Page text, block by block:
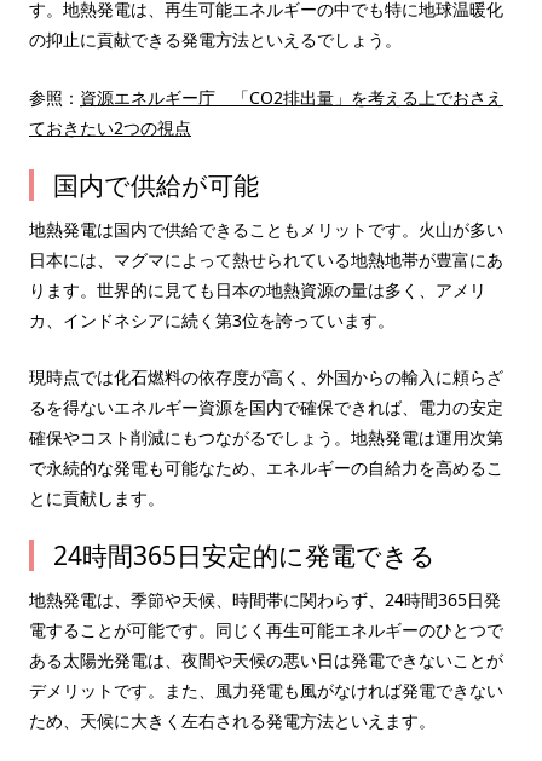
す。地熱発電は、再生可能エネルギーの中でも特に地球温暖化
の抑止に貢献できる発電方法といえるでしょう。
参照： 資源エネルギー庁 「CO2排出量」を考える上でおさえ
ておきたい2つの視点
国内で供給が可能
地熱発電は国内で供給できることもメリットです。火山が多い
日本には、マグマによって熱せられている地熱地帯が豊富にあ
ります。世界的に見ても日本の地熱資源の量は多く、アメリ
カ、インドネシアに続く第3位を誇っています。
現時点では化石燃料の依存度が高く、外国からの輸入に頼らざ
るを得ないエネルギー資源を国内で確保できれば、電力の安定
確保やコスト削減にもつながるでしょう。地熱発電は運用次第
で永続的な発電も可能なため、エネルギーの自給力を高めるこ
とに貢献します。
24時間365日安定的に発電できる
地熱発電は、季節や天候、時間帯に関わらず、24時間365日発
電することが可能です。同じく再生可能エネルギーのひとつで
ある太陽光発電は、夜間や天候の悪い日は発電できないことが
デメリットです。また、風力発電も風がなければ発電できない
ため、天候に大きく左右される発電方法といえます。